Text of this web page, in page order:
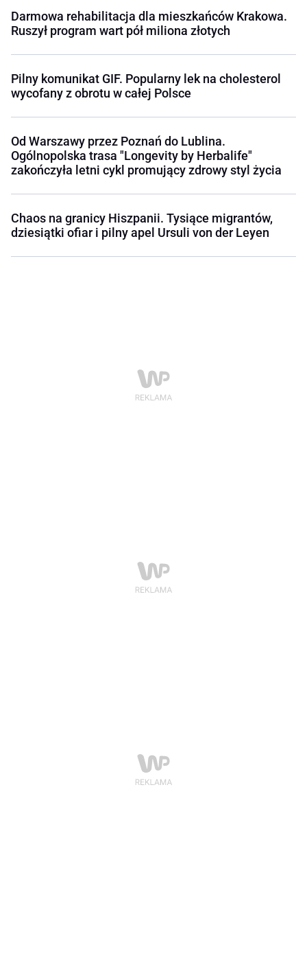
Darmowa rehabilitacja dla mieszkańców Krakowa.
Ruszył program wart pół miliona złotych
Pilny komunikat GIF. Popularny lek na cholesterol
wycofany z obrotu w całej Polsce
Od Warszawy przez Poznań do Lublina.
Ogólnopolska trasa "Longevity by Herbalife"
zakończyła letni cykl promujący zdrowy styl życia
Chaos na granicy Hiszpanii. Tysiące migrantów,
dziesiątki ofiar i pilny apel Ursuli von der Leyen